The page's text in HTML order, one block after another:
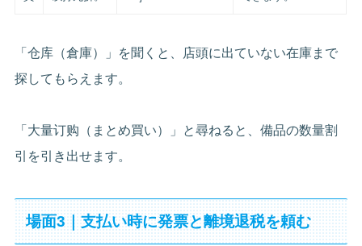
「仓库（倉庫）」を聞くと、店頭に出ていない在庫まで
探してもらえます。
「大量订购（まとめ買い）」と尋ねると、備品の数量割
引を引き出せます。
場面3｜支払い時に発票と離境退税を頼む